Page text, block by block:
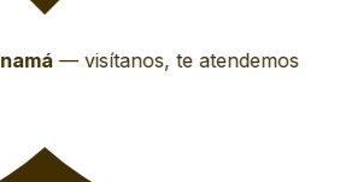
—visítanos, te atendemos